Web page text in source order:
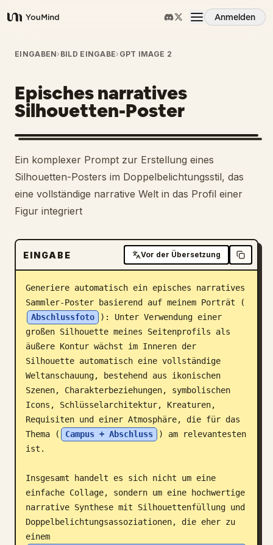
YouMind
Anmelden
Übersicht
Anwendungsfälle
Fähigkeiten
Prompts
Preise
Download
Blog
Updates
EINGABEN› BILD EINGABE› GPT IMAGE 2
Episches narratives
Silhouetten-Poster
Ein komplexer Prompt zur Erstellung eines
Silhouetten-Posters im Doppelbelichtungsstil, das
eine vollständige narrative Welt in das Profil einer
Figur integriert
EINGABE Vor der Übersetzung
Generiere automatisch ein episches narratives
Sammler-Poster basierend auf meinem Porträt (
Abschlussfoto
): Unter Verwendung einer
großen Silhouette meines Seitenprofils als
äußere Kontur wächst im Inneren der
Silhouette automatisch eine vollständige
Weltanschauung, bestehend aus ikonischen
Szenen, Charakterbeziehungen, symbolischen
Icons, Schlüsselarchitektur, Kreaturen,
Requisiten und einer Atmosphäre, die für das
Thema (
Campus + Abschluss
) am relevantesten
ist.
Insgesamt handelt es sich nicht um eine
einfache Collage, sondern um eine hochwertige
narrative Synthese mit Silhouettenfüllung und
Doppelbelichtungsassoziationen, die eher zu
einem